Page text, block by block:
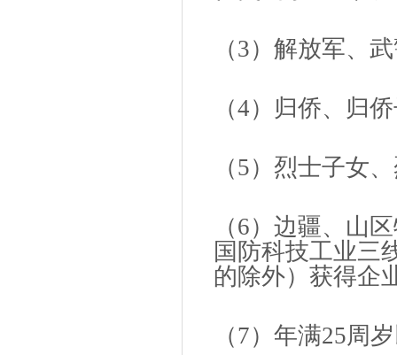
（3）解放军、
（4）归侨、归
（5）烈士子女
（6）边疆、山
国防科技工业三
的除外）获得企
（7）年满25周